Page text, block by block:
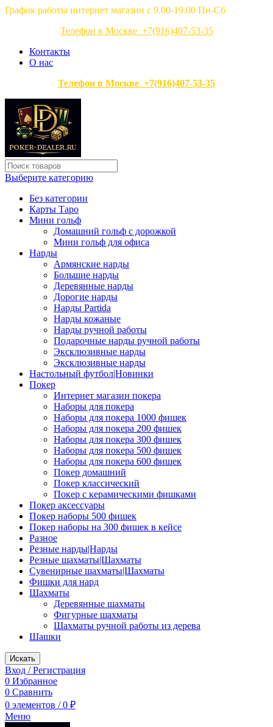
График работы интернет магазин с 9.00-19.00 Пн-Сб
Телефон в Москве +7(916)407-53-35
Контакты
О нас
Телефон в Москве +7(916)407-53-35
Выберите категорию
Без категории
Карты Таро
Мини гольф
Домашний гольф с дорожкой
Мини гольф для офиса
Нарды
Армянские нарды
Большие нарды
Деревянные нарды
Дорогие нарды
Нарды Partida
Нарды кожаные
Нарды ручной работы
Подарочные нарды ручной работы
Эксклюзивные нарды
Эксклюзивные нарды
Настольный футбол|Новинки
Покер
Интернет магазин покера
Наборы для покера
Наборы для покера 1000 фишек
Наборы для покера 200 фишек
Наборы для покера 300 фишек
Наборы для покера 500 фишек
Наборы для покера 600 фишек
Покер домашний
Покер классический
Покер с керамическими фишками
Покер аксессуары
Покер наборы 500 фишек
Покер наборы на 300 фишек в кейсе
Разное
Резные нарды|Нарды
Резные шахматы|Шахматы
Сувенирные шахматы|Шахматы
Фишки для нард
Шахматы
Деревянные шахматы
Фигурные шахматы
Шахматы ручной работы из дерева
Шашки
Искать
Вход / Регистрация
0 Избранное
0 Сравнить
0 элементов / 0 ₽
Меню